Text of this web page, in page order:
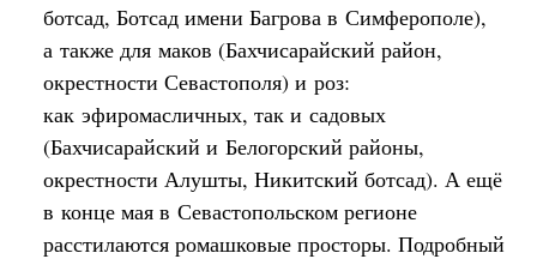
ботсад, Ботсад имени Багрова в Симферополе),
а также для маков (Бахчисарайский район,
окрестности Севастополя) и роз:
как эфиромасличных, так и садовых
(Бахчисарайский и Белогорский районы,
окрестности Алушты, Никитский ботсад). А ещё
в конце мая в Севастопольском регионе
расстилаются ромашковые просторы. Подробный